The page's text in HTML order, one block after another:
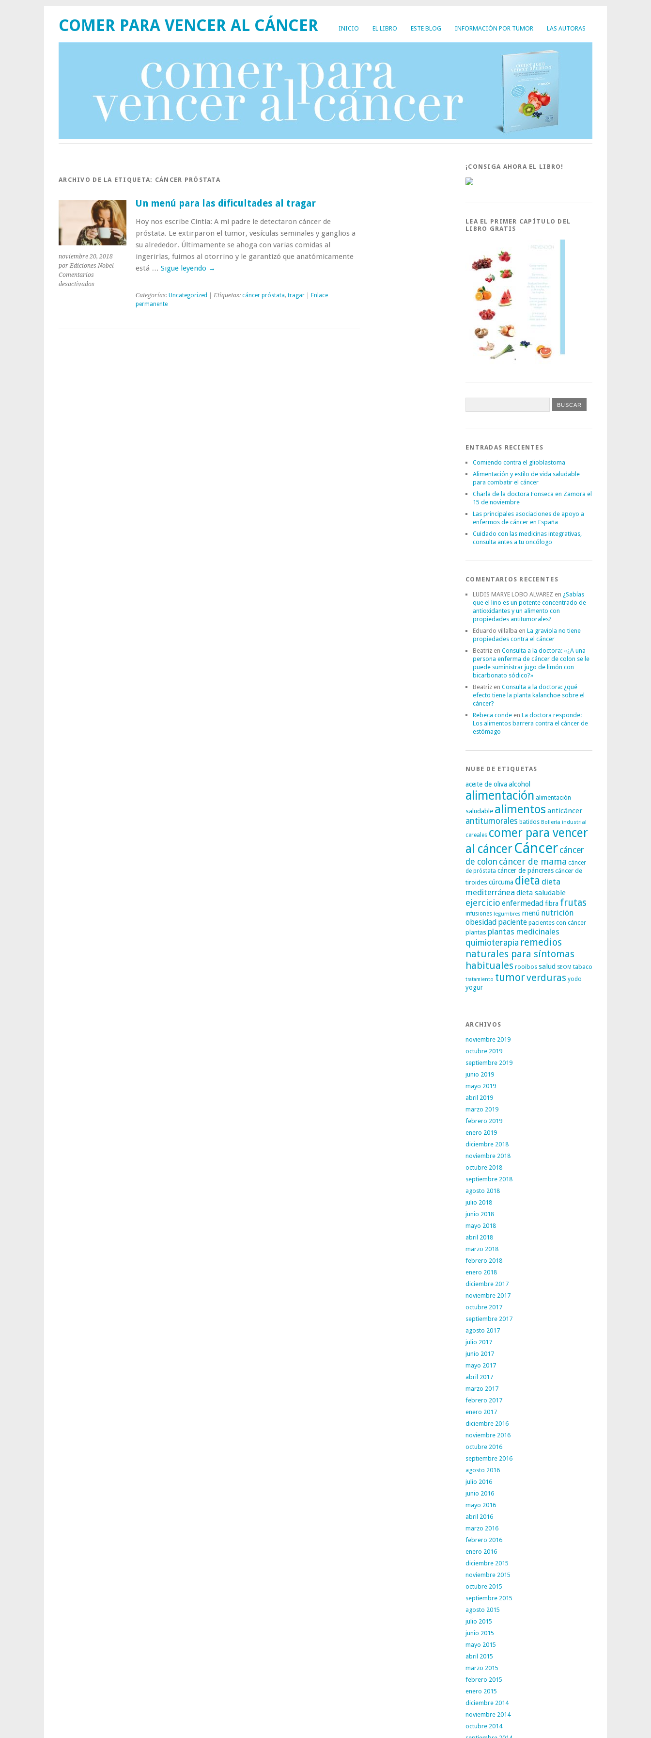
INICIO EL LIBRO ESTE BLOG INFORMACIÓN POR TUMOR LAS AUTORAS
COMER PARA VENCER AL CÁNCER
ARCHIVO DE LA ETIQUETA: CÁNCER PRÓSTATA
noviembre 20, 2018
por Ediciones Nobel
Comentarios
desactivadosen
dificultades
Un menú para las dificultades al tragar
Hoy nos escribe Cintia: A mi padre le detectaron cáncer de
próstata. Le extirparon el tumor, vesículas seminales y ganglios a
su alrededor. Últimamente se ahoga con varias comidas al
ingerirlas, fuimos al otorrino y le garantizó que anatómicamente
está … Sigue leyendo →
Categorías: Uncategorized | Etiquetas: cáncer próstata, tragar|
Enlace
permanente
¡CONSIGA AHORA EL LIBRO!
LEA EL PRIMER CAPÍTULO DEL
LIBRO GRATIS
ENTRADAS RECIENTES
Comiendo contra el glioblastoma
Alimentación y estilo de vida saludable
para combatir el cáncer
Charla de la doctora Fonseca en Zamora el
15 de noviembre
Las principales asociaciones de apoyo a
enfermos de cáncer en España
Cuidado con las medicinas integrativas,
consulta antes a tu oncólogo
COMENTARIOS RECIENTES
LUDIS MARYE LOBO ALVAREZ en ¿Sabías
que el lino es un potente concentrado de
antioxidantes y un alimento con
propiedades antitumorales?
Eduardo villalba en La graviola no tiene
propiedades contra el cáncer
Beatriz en Consulta a la doctora: «¿A una
persona enferma de cáncer de colon se le
puede suministrar jugo de limón con
bicarbonato sódico?»
Beatriz en Consulta a la doctora: ¿qué
efecto tiene la planta kalanchoe sobre el
cáncer?
Rebeca conde en La doctora responde:
Los alimentos barrera contra el cáncer de
estómago
NUBE DE ETIQUETAS
aceite de oliva alcohol
alimentación alimentación
saludable alimentos anticáncer
antitumorales batidos Bollería industrial
cereales comer para vencer
al cáncerCáncer cáncer
de colon cáncer de mama cáncer
de próstata cáncer de páncreascáncer de
tiroides cúrcuma dieta dieta
mediterránea dieta saludable
ejercicio enfermedadfibra frutas
infusiones legumbres menú nutrición
obesidad paciente pacientes con cáncer
plantas plantas medicinales
quimioterapia remedios
naturales para síntomas
habituales rooibos salud SEOM tabaco
tratamiento tumorverduras yodo
yogur
ARCHIVOS
noviembre 2019
octubre 2019
septiembre 2019
junio 2019
mayo 2019
abril 2019
marzo 2019
febrero 2019
enero 2019
diciembre 2018
noviembre 2018
octubre 2018
septiembre 2018
agosto 2018
julio 2018
junio 2018
mayo 2018
abril 2018
marzo 2018
febrero 2018
enero 2018
diciembre 2017
noviembre 2017
octubre 2017
septiembre 2017
agosto 2017
julio 2017
junio 2017
mayo 2017
abril 2017
marzo 2017
febrero 2017
enero 2017
diciembre 2016
noviembre 2016
octubre 2016
septiembre 2016
agosto 2016
julio 2016
junio 2016
mayo 2016
abril 2016
marzo 2016
febrero 2016
enero 2016
diciembre 2015
noviembre 2015
octubre 2015
septiembre 2015
agosto 2015
julio 2015
junio 2015
mayo 2015
abril 2015
marzo 2015
febrero 2015
enero 2015
diciembre 2014
noviembre 2014
octubre 2014